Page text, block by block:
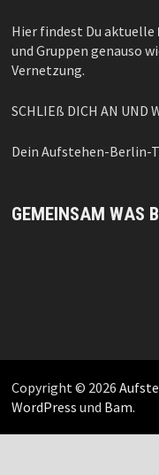
Hier findest Du aktuelle
und Gruppen genauso
Vernetzung.
SCHLIEß DICH AN UND
Dein Aufstehen-Berlin-
GEMEINSAM WAS
Copyright © 2026
WordPress und Bam.